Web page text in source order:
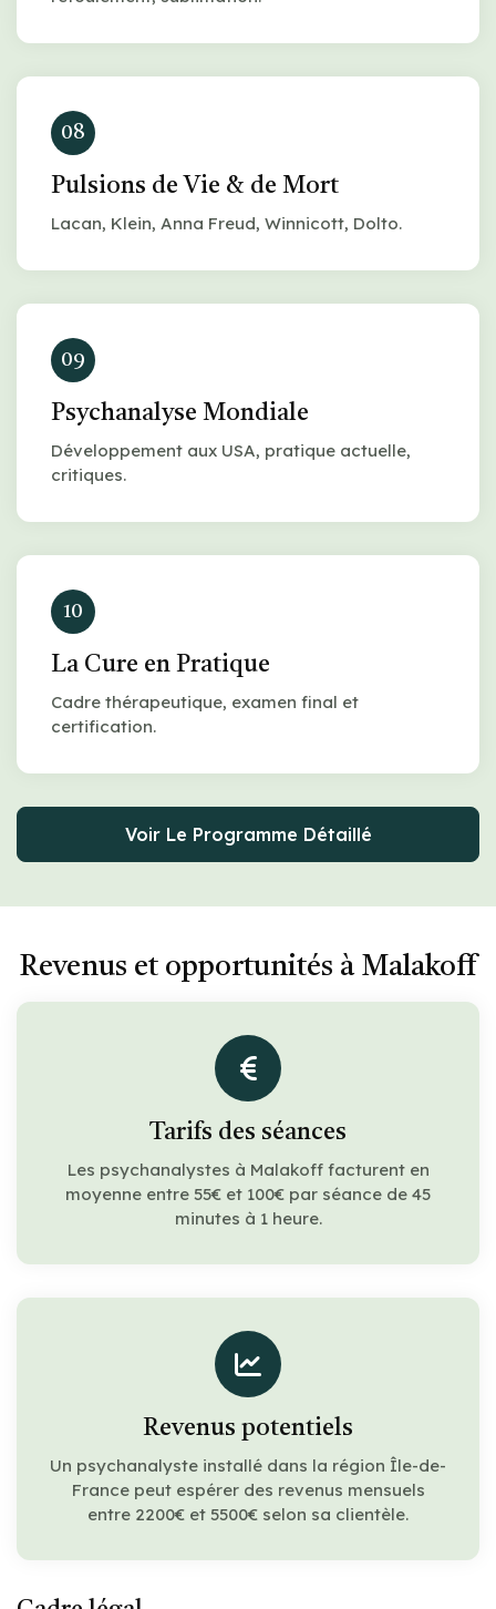
08
Pulsions de Vie & de Mort
Lacan, Klein, Anna Freud, Winnicott, Dolto.
09
Psychanalyse Mondiale
Développement aux USA, pratique actuelle,
critiques.
10
La Cure en Pratique
Cadre thérapeutique, examen final et
certification.
Voir Le Programme Détaillé
Revenus et opportunités à Malakoff
Tarifs des séances
Les psychanalystes à Malakoff facturent en
moyenne entre 55€ et 100€ par séance de 45
minutes à 1 heure.
Revenus potentiels
Un psychanalyste installé dans la région Île-de-
France peut espérer des revenus mensuels
entre 2200€ et 5500€ selon sa clientèle.